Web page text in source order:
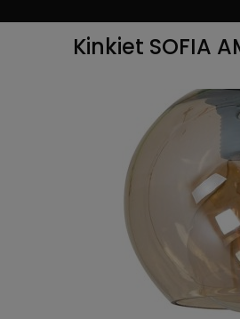
Kinkiet SOFIA